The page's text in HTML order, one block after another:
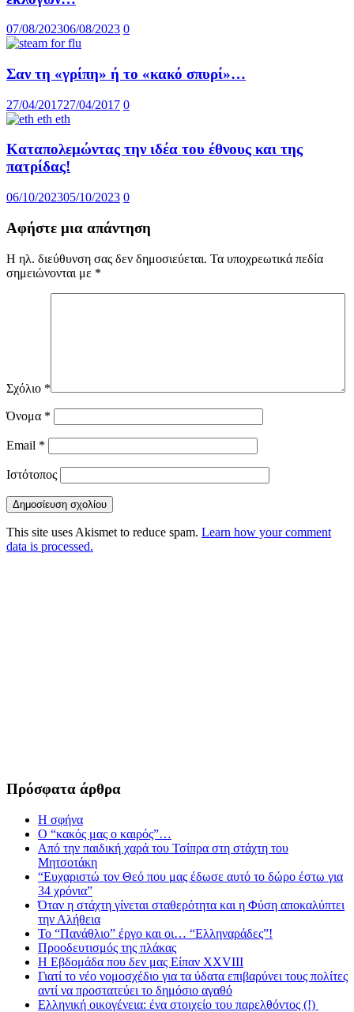
07/08/202306/08/2023 0
Σαν τη «γρίπη» ή το «κακό σπυρί»…
27/04/201727/04/2017 0
Καταπολεμώντας την ιδέα του έθνους και της
πατρίδας!
06/10/202305/10/2023 0
Αφήστε μια απάντηση
Η ηλ. διεύθυνση σας δεν δημοσιεύεται. Τα υποχρεωτικά πεδία
σημειώνονται με *
Σχόλιο *
Όνομα *
Email *
Ιστότοπος
This site uses Akismet to reduce spam. Learn how your comment
data is processed.
Πρόσφατα άρθρα
Η σφήνα
Ο “κακός μας ο καιρός”…
Από την παιδική χαρά του Τσίπρα στη στάχτη του
Μητσοτάκη
“Ευχαριστώ τον Θεό που μας έδωσε αυτό το δώρο έστω για
34 χρόνια”
Όταν η στάχτη γίνεται σταθερότητα και η Φύση αποκαλύπτει
την Αλήθεια
Το “Πανάθλιο” έργο και οι… “Ελληναράδες”!
Προοδευτισμός της πλάκας
Η Εβδομάδα που δεν μας Είπαν XXVIII
Γιατί το νέο νομοσχέδιο για τα ύδατα επιβαρύνει τους πολίτες
αντί να προστατεύει το δημόσιο αγαθό
Ελληνική οικογένεια: ένα στοιχείο του παρελθόντος (!)